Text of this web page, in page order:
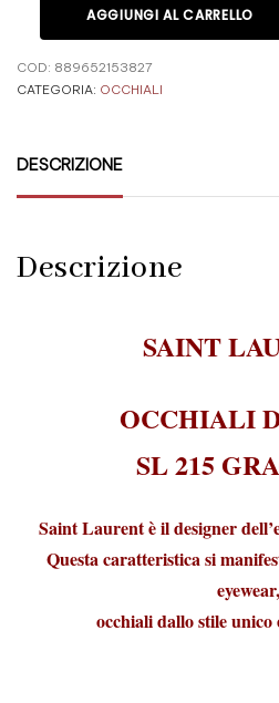
AGGIUNGI AL CARRELLO
COD: 889652153827
CATEGORIA: OCCHIALI
DESCRIZIONE
Descrizione
SAINT
OCCHIALI
SL 215
Saint Laurent è il designer
Questa caratteristica si
eyewear,
occhiali dallo stile